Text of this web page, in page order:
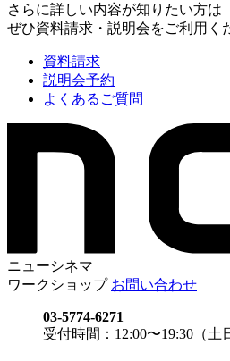
さらに詳しい内容が知りたい方は
ぜひ資料請求・説明会をご利用く
資料請求
説明会予約
よくあるご質問
ニューシネマ
ワークショップ お問い合わせ
03-5774-6271
受付時間：12:00〜19:30（土